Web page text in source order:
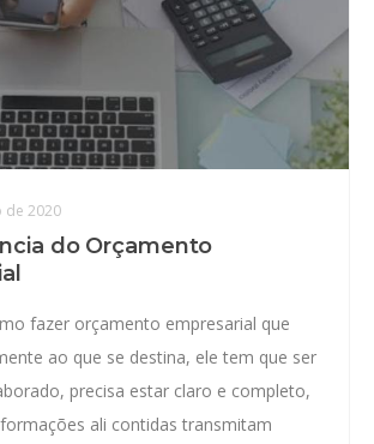
de 2020
do Orçamento
fazer orçamento empresarial que
ao que se destina, ele tem que ser
precisa estar claro e completo,
ali contidas transmitam